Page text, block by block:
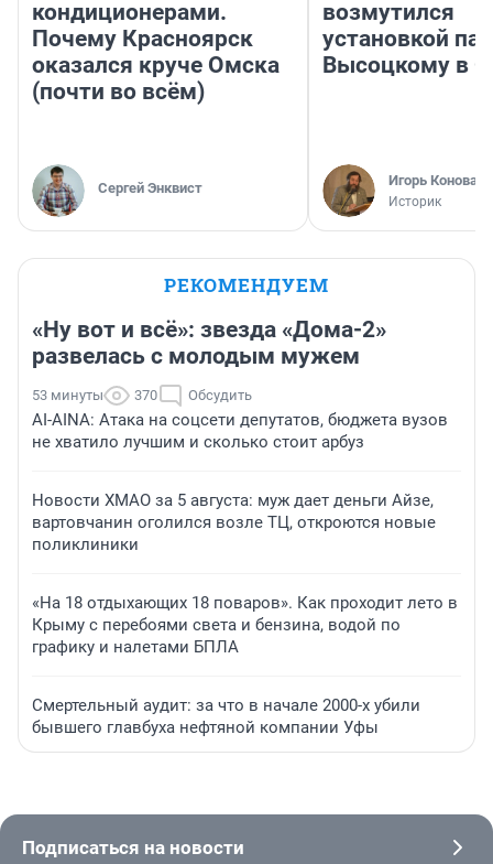
кондиционерами.
Почему Красноярск
оказался круче Омска
(почти во всём)
Сергей Энквист
возмутился
установкой
Высоцкому в
Игорь
Историк
РЕКОМЕНДУЕМ
«Ну вот и всё»: звезда «Дома-2»
развелась с молодым мужем
53 минуты 370 Обсудить
AI-AINA: Атака на соцсети депутатов, бюджета вузов
не хватило лучшим и сколько стоит арбуз
Новости ХМАО за 5 августа: муж дает деньги Айзе,
вартовчанин оголился возле ТЦ, откроются новые
поликлиники
«На 18 отдыхающих 18 поваров». Как проходит лето в
Крыму с перебоями света и бензина, водой по
графику и налетами БПЛА
Смертельный аудит: за что в начале 2000-х убили
бывшего главбуха нефтяной компании Уфы
Подписаться на новости